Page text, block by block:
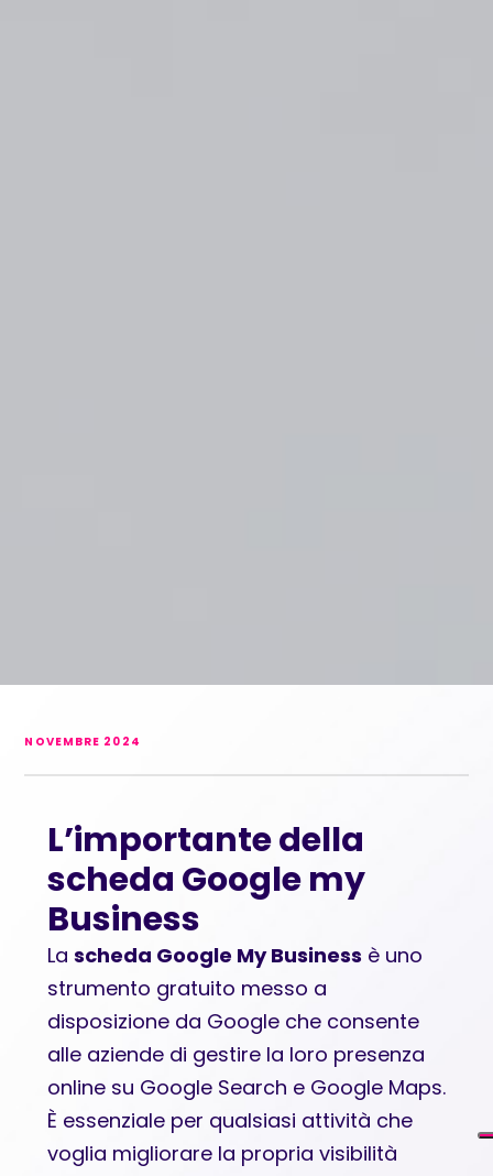
NOVEMBRE 2024
L’importante della
scheda Google my
Business
La scheda Google My Business è uno
strumento gratuito messo a
disposizione da Google che consente
alle aziende di gestire la loro presenza
online su Google Search e Google Maps.
È essenziale per qualsiasi attività che
voglia migliorare la propria visibilità